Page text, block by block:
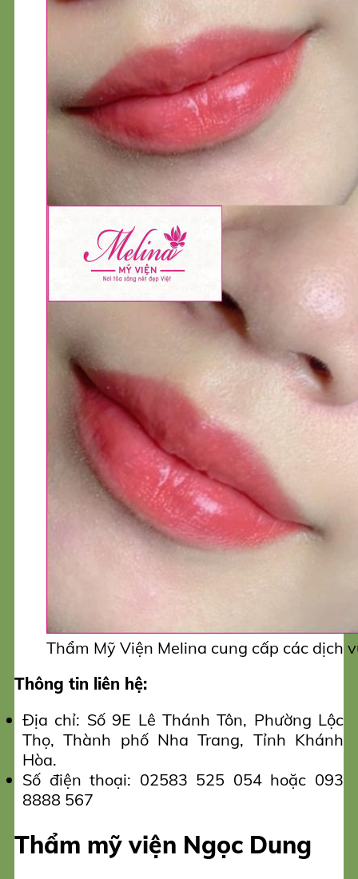
Thẩm Mỹ Viện Melina cung cấp các dịch
Thông tin liên hệ:
Địa chỉ: Số 9E Lê Thánh Tôn, Phường Lộc
Thọ, Thành phố Nha Trang, Tỉnh Khánh
Hòa.
Số điện thoại: 02583 525 054 hoặc 093
8888 567
Thẩm mỹ viện Ngọc Dung